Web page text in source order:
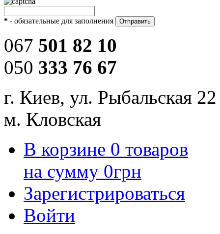
* - обязательные для заполнения
067 501 82 10
050 333 76 67
г. Киев, ул. Рыбальская 22
м. Кловская
В корзине 0 товаров
на сумму 0грн
Зарегистрироваться
Войти